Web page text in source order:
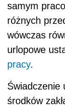
samym
różnych
wówczas
urlopowe
pracy.
Świadczenie
środków